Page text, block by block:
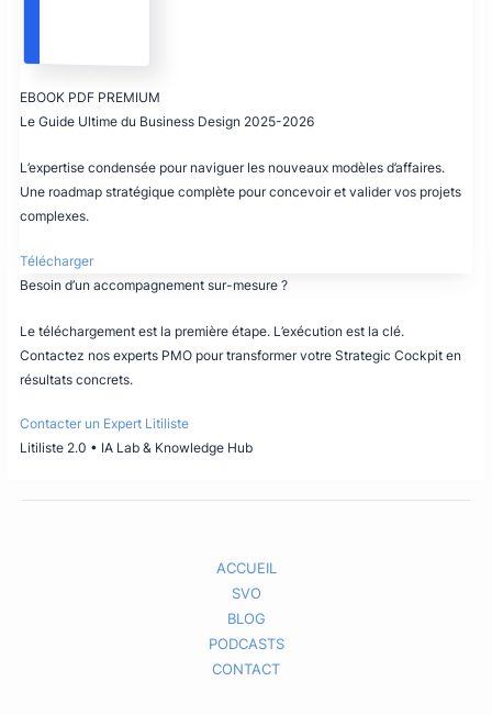
EBOOK PDF PREMIUM
Le Guide Ultime du Business Design 2025-2026
L’expertise condensée pour naviguer les nouveaux modèles d’affaires.
Une roadmap stratégique complète pour concevoir et valider vos projets
complexes.
Télécharger
Besoin d’un accompagnement sur-mesure ?
Le téléchargement est la première étape. L’exécution est la clé.
Contactez nos experts PMO pour transformer votre Strategic Cockpit en
résultats concrets.
Contacter un Expert Litiliste
Litiliste 2.0 • IA Lab & Knowledge Hub
ACCUEIL
SVO
BLOG
PODCASTS
CONTACT